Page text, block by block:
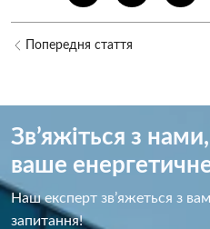
Попередня стаття
Зв’яжіться з
ваше
Наш експерт зв’яжеться з
запитання!